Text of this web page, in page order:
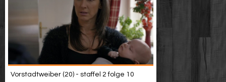
Vorstadtweiber (20) - staffel 2 folge 10